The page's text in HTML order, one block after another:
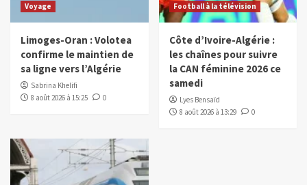
Voyage
Limoges-Oran : Volotea
confirme le maintien de
sa ligne vers l’Algérie
Sabrina Khelifi
8 août 2026 à 15:25
0
Football à la télévision
Côte d’Ivoire-Algérie :
les chaînes pour suivre
la CAN féminine 2026 ce
samedi
Lyes Bensaïd
8 août 2026 à 13:29
0